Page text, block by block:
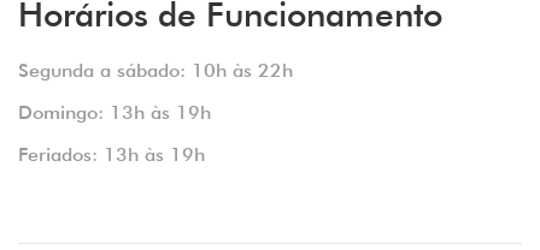
Horários de Funcionamento
Segunda a sábado: 10h às 22h
Domingo: 13h às 19h
Feriados: 13h às 19h